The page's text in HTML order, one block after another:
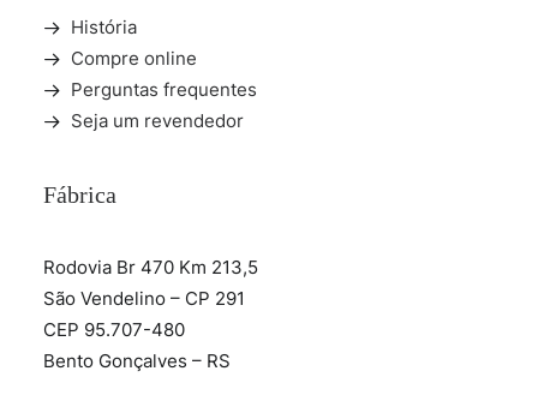
História
Compre online
Perguntas frequentes
Seja um revendedor
Fábrica
Rodovia Br 470 Km 213,5
São Vendelino – CP 291
CEP 95.707-480
Bento Gonçalves – RS